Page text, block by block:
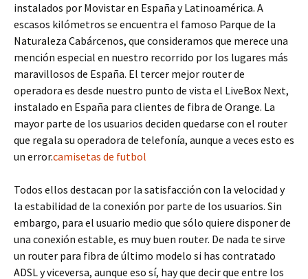
instalados por Movistar en España y Latinoamérica. A
escasos kilómetros se encuentra el famoso Parque de la
Naturaleza Cabárcenos, que consideramos que merece una
mención especial en nuestro recorrido por los lugares más
maravillosos de España. El tercer mejor router de
operadora es desde nuestro punto de vista el LiveBox Next,
instalado en España para clientes de fibra de Orange. La
mayor parte de los usuarios deciden quedarse con el router
que regala su operadora de telefonía, aunque a veces esto es
un error.camisetas de futbol
Todos ellos destacan por la satisfacción con la velocidad y
la estabilidad de la conexión por parte de los usuarios. Sin
embargo, para el usuario medio que sólo quiere disponer de
una conexión estable, es muy buen router. De nada te sirve
un router para fibra de último modelo si has contratado
ADSL y viceversa, aunque eso sí, hay que decir que entre los